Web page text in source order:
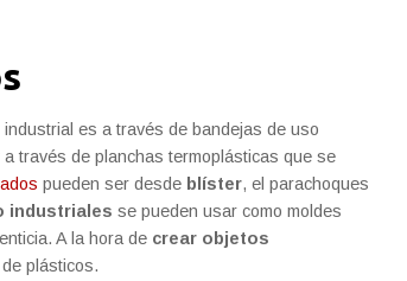
es a través de bandejas de uso
través de planchas termoplásticas que se
pueden ser desde blíster, el parachoques
industriales se pueden usar como moldes
A la hora de crear objetos
plásticos.